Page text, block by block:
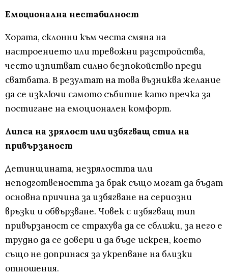
Емоционална нестабилност
Хората, склонни към честа смяна на
настроението или тревожни разстройства,
често изпитват силно безпокойство преди
сватбата. В резултат на това възниква желание
да се изключи самото събитие като пречка за
постигане на емоционален комфорт.
Липса на зрялост или избягващ стил на
привързаност
Детинщината, незрялостта или
неподготвеността за брак също могат да бъдат
основна причина за избягване на сериозни
връзки и обвързване. Човек с избягващ тип
привързаност се страхува да се сближи, за него е
трудно да се довери и да бъде искрен, което
също не допринася за укрепване на близки
отношения.